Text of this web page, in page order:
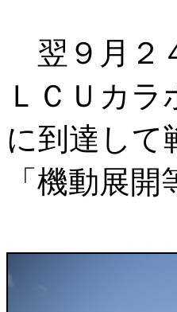
翌９月２
ＬＣＵカ
に到達して
「機動展